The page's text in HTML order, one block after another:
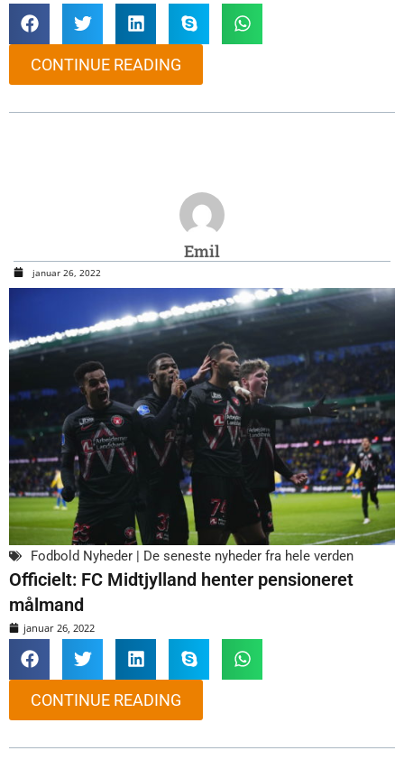
CONTINUE READING
Emil
januar 26, 2022
Fodbold Nyheder | De seneste nyheder fra hele verden
Officielt: FC Midtjylland henter pensioneret
målmand
januar 26, 2022
CONTINUE READING